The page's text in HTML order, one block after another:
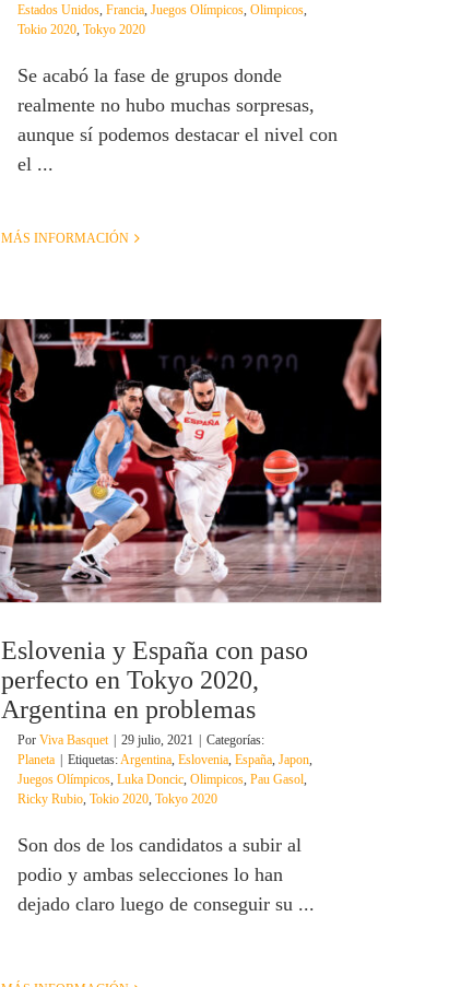
Estados Unidos, Francia, Juegos Olímpicos, Olimpicos,
Tokio 2020, Tokyo 2020
Se acabó la fase de grupos donde
realmente no hubo muchas sorpresas,
aunque sí podemos destacar el nivel con
el ...
MÁS INFORMACIÓN
Eslovenia y España con paso
perfecto en Tokyo 2020,
Argentina en problemas
Por Viva Basquet 29 julio, 2021
Categorías:
Planeta
Etiquetas:Argentina, Eslovenia, España, Japon,
Juegos Olímpicos, Luka Doncic, Olimpicos, Pau Gasol,
Ricky Rubio, Tokio 2020, Tokyo 2020
Son dos de los candidatos a subir al
podio y ambas selecciones lo han
dejado claro luego de conseguir su ...